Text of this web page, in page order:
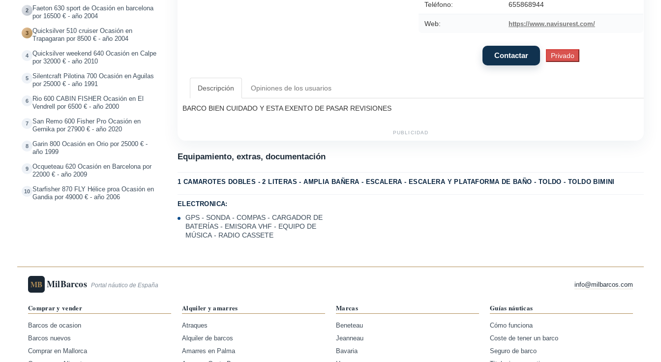
2
Faeton 630 sport de Ocasión en barcelona
por 16500 € - año 2004
3
Quicksilver 510 cruiser Ocasión en
Trapagaran por 8500 € - año 2004
4
Quicksilver weekend 640 Ocasión en Calpe
por 32000 € - año 2010
5
Silentcraft Pilotina 700 Ocasión en Aguilas
por 25000 € - año 1991
6
Rio 600 CABIN FISHER Ocasión en El
Vendrell por 6500 € - año 2000
7
San Remo 600 Fisher Pro Ocasión en
Gernika por 27900 € - año 2020
8
Garin 800 Ocasión en Orio por 25000 € -
año 1999
9
Ocqueteau 620 Ocasión en Barcelona por
22000 € - año 2009
10 Starfisher 870 FLY Hélice proa Ocasión en
Gandia por 49000 € - año 2006
Teléfono: 655868944
Web: https://www.navisurest.com/
Descripción Opiniones de los usuarios
BARCO BIEN CUIDADO Y ESTA EXENTO DE PASAR REVISIONES
PUBLICIDAD
Equipamiento, extras, documentación
1 CAMAROTES DOBLES - 2 LITERAS - AMPLIA BAÑERA - ESCALERA - ESCALERA Y PLATAFORMA DE BAÑO - TOLDO - TOLDO BIMINI
ELECTRONICA:
GPS - SONDA - COMPAS - CARGADOR DE
BATERÍAS - EMISORA VHF - EQUIPO DE
MÚSICA - RADIO CASSETE
MB MilBarcos Portal náutico de España info@milbarcos.com
Comprar y vender
Barcos de ocasion
Barcos nuevos
Comprar en Mallorca
Alquiler y amarres
Atraques
Alquiler de barcos
Amarres en Palma
Marcas
Beneteau
Jeanneau
Bavaria
Guías náuticas
Cómo funciona
Coste de tener un barco
Seguro de barco